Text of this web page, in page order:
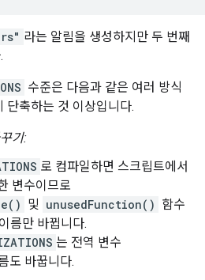
라는 알림을 생성하지만 두 번째
수준은 다음과 같은 여러 방식
단축하는 것 이상입니다.
기:
로 컴파일하면 스크립트에서
변수이므로
및 unusedFunction() 함수
름만 바뀝니다.
는 전역 변수
도 바꿉니다.